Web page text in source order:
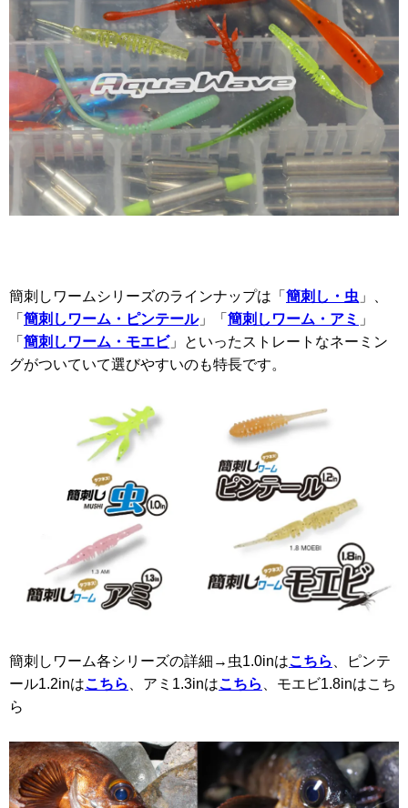
簡刺しワームシリーズのラインナップは「 簡刺し・虫 」、
「 簡刺しワーム・ピンテール」「 簡刺しワーム・アミ 」
「 簡刺しワーム・モエビ」といったストレートなネーミン
グがついていて選びやすいのも特長です。
簡刺しワーム各シリーズの詳細→虫1.0inはこちら
、ピンテ
ール1.2inはこちら 、アミ1.3inはこちら
、モエビ1.8inはこち
ら